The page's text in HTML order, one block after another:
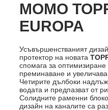
MOMO
EUROPA
Усъвършенстваният
протектор на новата
спомага за
преминаване и
Четирите дълбоки
водата и предпазват от
Солидните раменни
дизайн на каналите са